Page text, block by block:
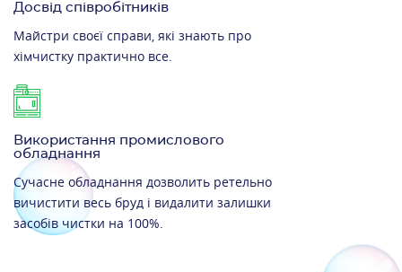
Досвід співробітників
Майстри своєї справи, які знають про
хімчистку практично все.
Використання промислового
обладнання
Сучасне обладнання дозволить ретельно
вичистити весь бруд і видалити залишки
засобів чистки на 100%.